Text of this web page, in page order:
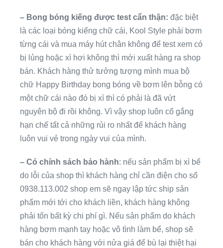
– Bong bóng kiếng được test cẩn thận: đặc biệt
là các loại bóng kiếng chữ cái, Kool Style phải bơm
từng cái và mua máy hút chân không để test xem có
bị lủng hoặc xì hơi không thì mới xuất hàng ra shop
bán. Khách hàng thử tưởng tượng mình mua bộ
chữ Happy Birthday bong bóng về bơm lên bỗng có
một chữ cái nào đó bị xì thì có phải là đã vứt
nguyên bộ đi rồi không. Vì vậy shop luôn cố gắng
hạn chế tất cả những rủi ro nhất để khách hàng
luôn vui vẻ trong ngày vui của mình.
– Có chính sách bảo hành: nếu sản phẩm bị xì bể
do lỗi của shop thì khách hàng chỉ cần điện cho số
0938.113.002 shop em sẽ ngay lập tức ship sản
phẩm mới tới cho khách liền, khách hàng không
phải tốn bất kỳ chi phí gì. Nếu sản phẩm do khách
hàng bơm mạnh tay hoặc vô tình làm bể, shop sẽ
bán cho khách hàng với nửa giá để bù lại thiệt hại